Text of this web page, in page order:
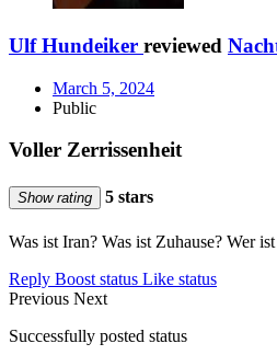
Ulf Hundeiker reviewed
March 5, 2024
Public
Voller Zerrissenheit
Show rating 5 stars
Was ist Iran? Was ist Zuhause? Wer
Reply Boost status Like status
Previous Next
Successfully posted status